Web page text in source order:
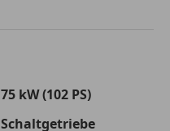
75 kW (102 PS)
Schaltgetriebe